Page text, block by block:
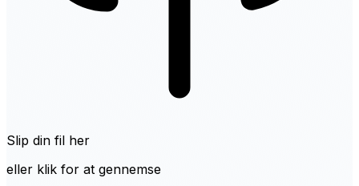
Slip din fil her
eller klik for at gennemse